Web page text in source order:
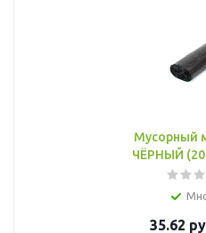
Мусорный
ЧЁРНЫЙ
35.62